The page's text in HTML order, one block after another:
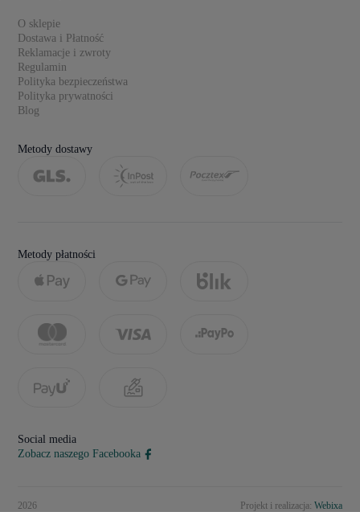
O sklepie
Dostawa i Płatność
Reklamacje i zwroty
Regulamin
Polityka bezpieczeństwa
Polityka prywatności
Blog
Metody dostawy
Metody płatności
Social media
Zobacz naszego Facebooka
2026 Projekt i realizacja: Webixa